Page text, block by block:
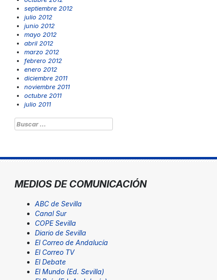
septiembre 2012
julio 2012
junio 2012
mayo 2012
abril 2012
marzo 2012
febrero 2012
enero 2012
diciembre 2011
noviembre 2011
octubre 2011
julio 2011
Buscar:
MEDIOS DE COMUNICACIÓN
ABC de Sevilla
Canal Sur
COPE Sevilla
Diario de Sevilla
El Correo de Andalucía
El Correo TV
El Debate
El Mundo (Ed. Sevilla)